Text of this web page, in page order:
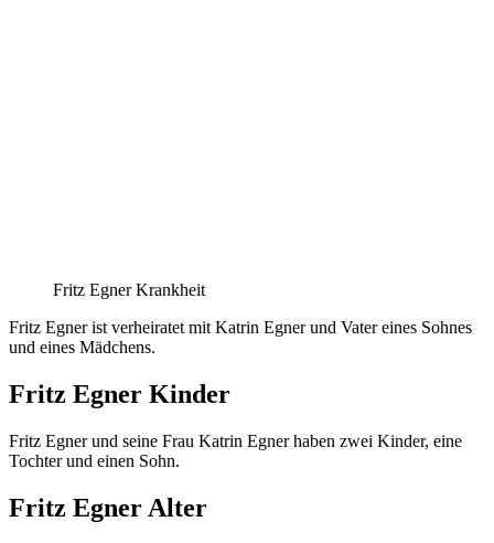
Fritz Egner Krankheit
Fritz Egner ist verheiratet mit Katrin Egner und Vater eines Sohnes
und eines Mädchens.
Fritz Egner Kinder
Fritz Egner und seine Frau Katrin Egner haben zwei Kinder, eine
Tochter und einen Sohn.
Fritz Egner Alter